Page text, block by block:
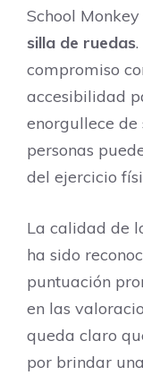
School Monkey
silla de ruedas
compromiso
accesibilidad
enorgullece
personas
del ejercicio
La calidad de
ha sido
puntuación
en las
queda claro
por brindar